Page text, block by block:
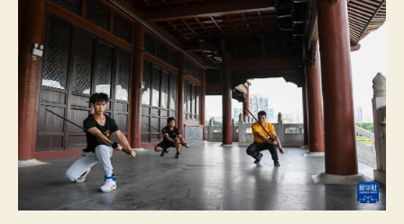
西
“莫
甜
心
寶
物
查
包
養
網
小